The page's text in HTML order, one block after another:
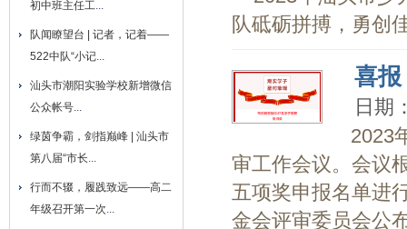
初中班主任工...
队闻瞭望台 | 记者，记着——
522中队“小记...
汕头市潮阳实验学校新增微信
公众帐号...
绿茵争霸，剑指巅峰 | 汕头市
第八届“市长...
行而不辍，履践致远——高二
年级召开第一次...
队砥砺拼搏，勇创
喜
日期
2023
审工作会议。会议
五项奖申报名单进
金会评审委员会公